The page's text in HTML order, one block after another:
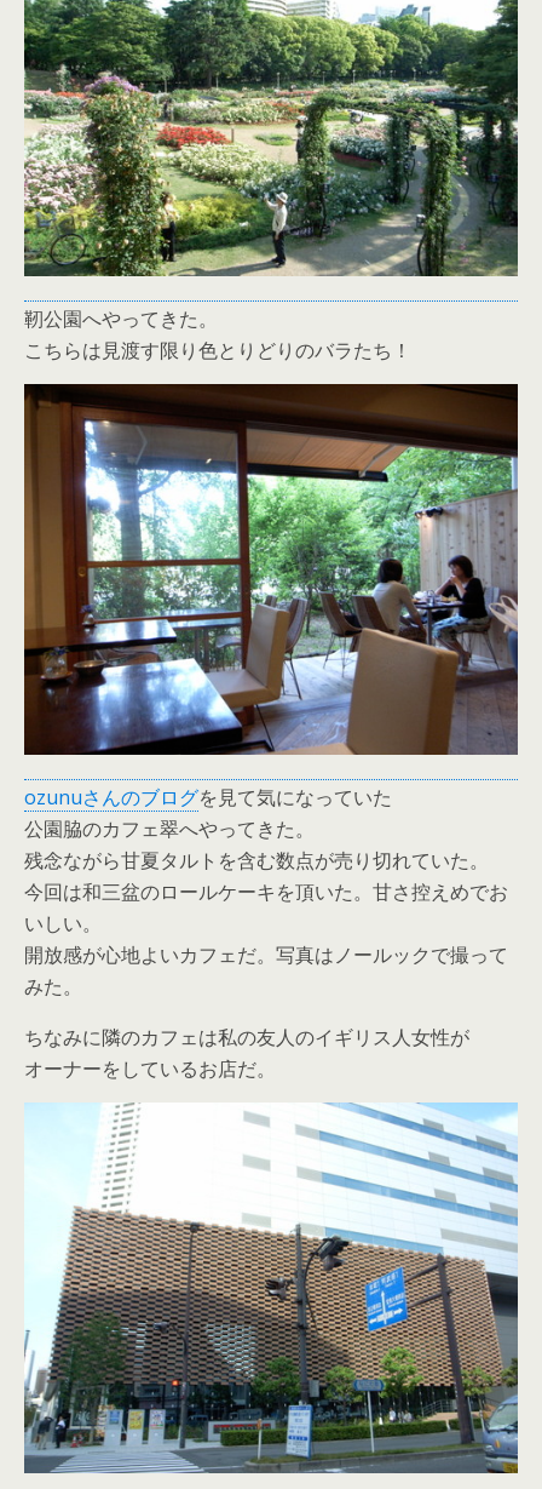
靭公園へやってきた。
こちらは見渡す限り色とりどりのバラたち！
ozunuさんのブログを見て気になっていた
公園脇のカフェ翠へやってきた。
残念ながら甘夏タルトを含む数点が売り切れていた。
今回は和三盆のロールケーキを頂いた。甘さ控えめでお
いしい。
開放感が心地よいカフェだ。写真はノールックで撮って
みた。
ちなみに隣のカフェは私の友人のイギリス人女性が
オーナーをしているお店だ。